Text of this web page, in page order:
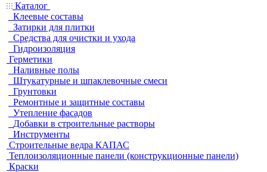
Каталог
Клеевые составы
Затирки для плитки
Средства для очистки и ухода
Гидроизоляция
Герметики
Наливные полы
Штукатурные и шпаклевочные смеси
Грунтовки
Ремонтные и защитные составы
Утепление фасадов
Добавки в строительные растворы
Инструменты
Строительные ведра КАПАС
Теплоизоляционные панели (конструкционные панели)
Краски